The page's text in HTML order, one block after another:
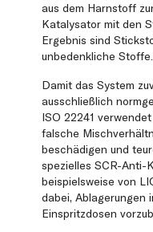
aus dem Harnstoff
Katalysator mit den
Ergebnis sind
unbedenkliche Stoffe.
Damit das System
ausschließlich
ISO 22241
falsche
beschädigen und
spezielles SCR-Anti-
beispielsweise von
dabei, Ablagerungen
Einspritzdosen